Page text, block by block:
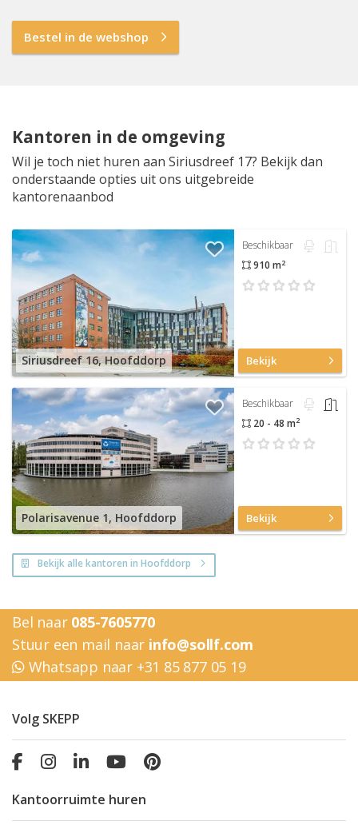
Bestel in de webshop
Kantoren in de omgeving
Wil je toch niet huren aan Siriusdreef 17? Bekijk dan
onderstaande opties uit ons uitgebreide
kantorenaanbod
Siriusdreef 16, Hoofddorp
Beschikbaar
910 m2
Bekijk
Polarisavenue 1, Hoofddorp
Beschikbaar
20 - 48 m2
Bekijk
Bekijk alle kantoren in Hoofddorp
Bel naar 085-7605770
Stuur een mail naar info@sollf.com
Whatsapp naar +31 85 877 05 19
Volg SKEPP
Kantoorruimte huren